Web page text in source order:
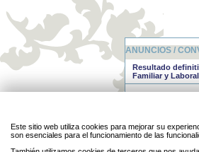
ANUNCIOS /
Resultado
Familiar y Laboral
Servicio de
2026 (julio y
Este sitio web utiliza cookies para mejorar su
son esenciales para el funcionamiento de las